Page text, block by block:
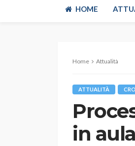
HOME
Home Attualità
ATTUALITÀ
in aula